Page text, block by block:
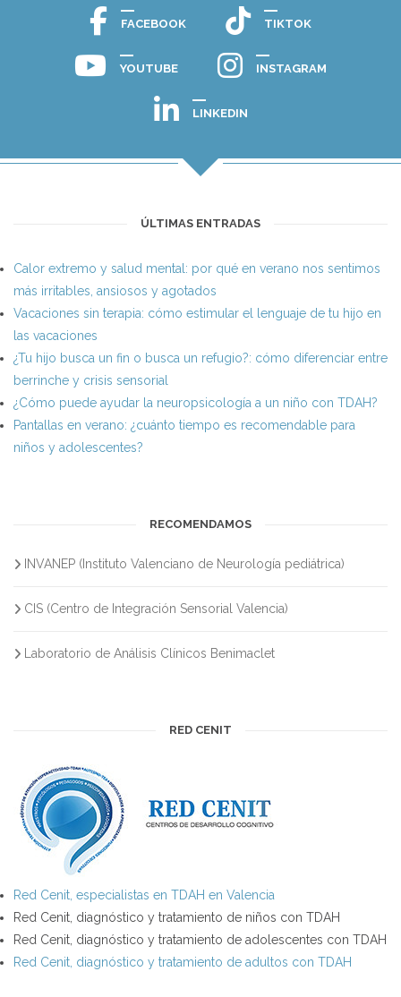
FACEBOOK TIKTOK
YOUTUBE INSTAGRAM
LINKEDIN
ÚLTIMAS ENTRADAS
Calor extremo y salud mental: por qué en verano nos sentimos
más irritables, ansiosos y agotados
Vacaciones sin terapia: cómo estimular el lenguaje de tu hijo en
las vacaciones
¿Tu hijo busca un fin o busca un refugio?: cómo diferenciar entre
berrinche y crisis sensorial
¿Cómo puede ayudar la neuropsicología a un niño con TDAH?
Pantallas en verano: ¿cuánto tiempo es recomendable para
niños y adolescentes?
RECOMENDAMOS
INVANEP (Instituto Valenciano de Neurología pediátrica)
CIS (Centro de Integración Sensorial Valencia)
Laboratorio de Análisis Clínicos Benimaclet
RED CENIT
Red Cenit, especialistas en TDAH en Valencia
Red Cenit, diagnóstico y tratamiento de niños con TDAH
Red Cenit, diagnóstico y tratamiento de adolescentes con TDAH
Red Cenit, diagnóstico y tratamiento de adultos con TDAH